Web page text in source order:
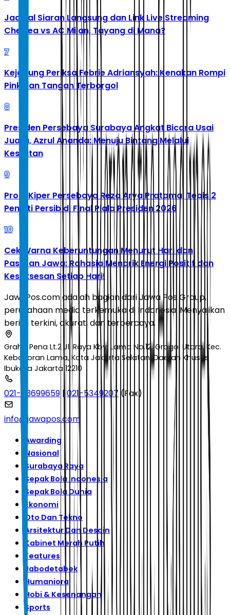
Jadwal Siaran Langsung dan Link Live Streaming
Chelsea vs AC Milan, Tayang di Mana?
7
Kejagung Periksa Febrie Adriansyah: Kenakan Rompi
Pink dan Tangan Terborgol
8
Presiden Persebaya Surabaya Angkat Bicara Usai
Juara, Azrul Ananda: Menuju Bintang Melalui
Kesulitan
9
Profil Kiper Persebaya Reza Arya Pratama, Tepis 2
Penalti Persib di Final Piala Presiden 2026
10
Cek Warna Keberuntungan Menurut Hari dan
Pasaran Jawa: Rahasia Menarik Energi Positif dan
Kesuksesan Setiap Hari!
JawaPos.com adalah bagian dari Jawa Pos Group,
perusahaan media terkemuka di Indonesia. Menyajikan
berita terkini, akurat, dan terpercaya.
Graha Pena Lt.2 Jl. Raya Kby. Lama No.12, Grogol Utara, Kec.
Kebayoran Lama, Kota Jakarta Selatan, Daerah Khusus
Ibukota Jakarta 12210
021-53699659 |021-5349207 (Fax)
info@jawapos.com
Awarding
Nasional
Surabaya Raya
Sepak Bola Indonesia
Sepak Bola Dunia
Ekonomi
Oto Dan Tekno
Arsitektur Dan Desain
Kabinet Merah Putih
Features
Jabodetabek
Humaniora
Hobi & Kesenangan
Sports